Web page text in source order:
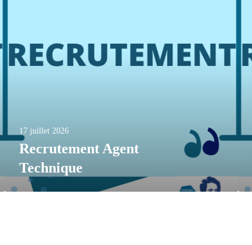
17 juillet 2026
Recrutement Agent
Technique